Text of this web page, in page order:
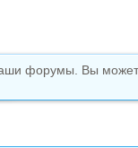
форумы. Вы